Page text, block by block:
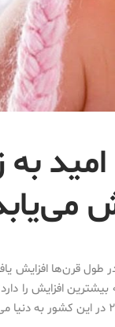
به
قرن‌ها افزایش
که بیشترین افزایش را